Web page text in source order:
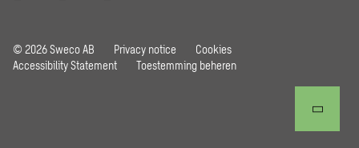
© 2026 Sweco AB Privacy notice
Cookies
Accessibility Statement
Toestemming beheren